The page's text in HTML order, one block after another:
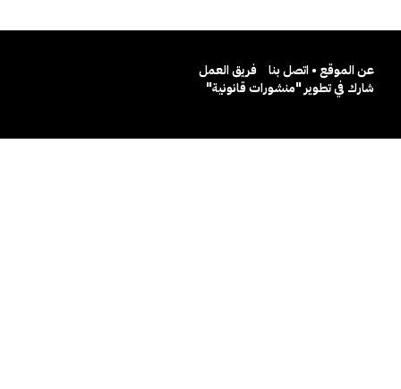
عن الموقع • اتصل بنا
فريق العمل
شارك في تطوير "منشورات قانونية"